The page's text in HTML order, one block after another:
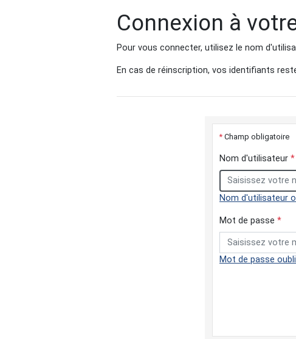
Connexion à
Pour vous connecter, utilisez le nom
En cas de réinscription, vos identifiants
* Champ obligatoire
Nom d'utilisateur *
Nom d'utilisateur
Mot de passe *
Mot de passe